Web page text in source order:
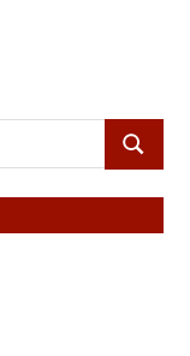
ПОИСК